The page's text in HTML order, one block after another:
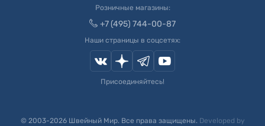
Розничные магазины:
+7 (495) 744-00-87
Наши страницы в соцсетях:
Присоединяйтесь!
© 2003-2026Швейный Мир. Все права защищены. Developed by